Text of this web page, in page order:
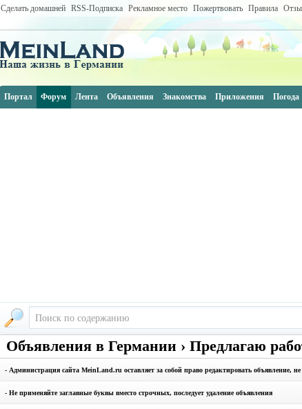
Сделать домашней RSS-Подписка Рекламное место Пожертвовать Правила
Портал Форум Лента Объявления Знакомства Приложения Погода
Объявления в Германии › Предлагаю
- Администрация сайта MeinLand.ru оставляет за собой право редактировать объявление,
- Не применяйте заглавные буквы вместо строчных, последует удаление объявления